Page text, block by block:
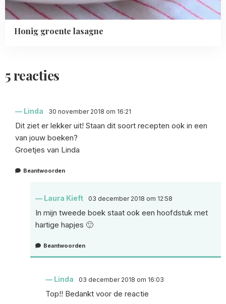
Honig groente lasagne
5 reacties
Linda 30 november 2018 om 16:21
Dit ziet er lekker uit! Staan dit soort recepten ook in een
van jouw boeken?
Groetjes van Linda
Beantwoorden
Laura Kieft 03 december 2018 om 12:58
In mijn tweede boek staat ook een hoofdstuk met
hartige hapjes 🙂
Beantwoorden
Linda 03 december 2018 om 16:03
Top!! Bedankt voor de reactie